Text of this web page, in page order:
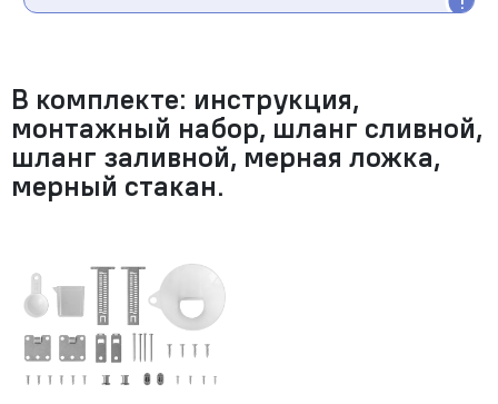
В комплекте: инструкция,
монтажный набор, шланг сливной,
шланг заливной, мерная ложка,
мерный стакан.